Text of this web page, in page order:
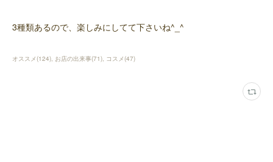
3種類あるので、楽しみにしてて下さいね^_^
オススメ(124) お店の出来事(71) コスメ(47)